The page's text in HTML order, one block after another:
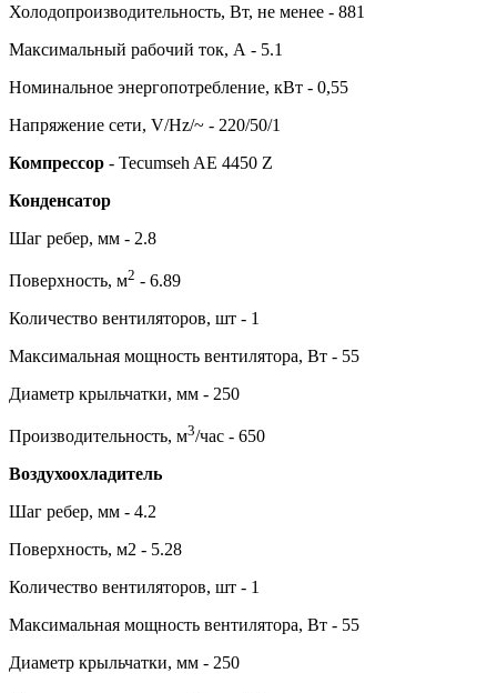
Холодопроизводительность, Вт, не менее - 881
Максимальный рабочий ток, А - 5.1
Номинальное энергопотребление, кВт - 0,55
Напряжение сети, V/Hz/~ - 220/50/1
Компрессор - Tecumseh AE 4450 Z
Конденсатор
Шаг ребер, мм - 2.8
Поверхность, м2 - 6.89
Количество вентиляторов, шт - 1
Максимальная мощность вентилятора, Вт - 55
Диаметр крыльчатки, мм - 250
Производительность, м3/час - 650
Воздухоохладитель
Шаг ребер, мм - 4.2
Поверхность, м2 - 5.28
Количество вентиляторов, шт - 1
Максимальная мощность вентилятора, Вт - 55
Диаметр крыльчатки, мм - 250